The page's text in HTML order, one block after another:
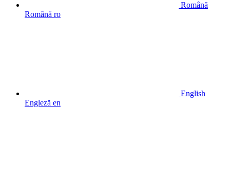
Română
Română ro
English
Engleză en